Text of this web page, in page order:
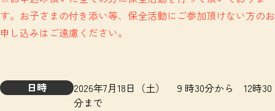
す。お子さまの付き添い等、保全活動にご参加頂けない方のお
申し込みはご遠慮ください。
日時
2026年7月18日（土） ９時30分から 12時30
分まで